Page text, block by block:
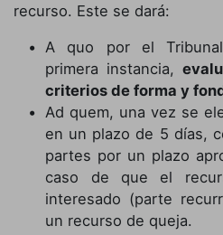
recurso. Este se dará:
A quo por el
primera instancia,
criterios de forma y
Ad quem, una vez se
en un plazo de 5 días,
partes por un plazo
caso de que el
interesado (parte
un recurso de queja.